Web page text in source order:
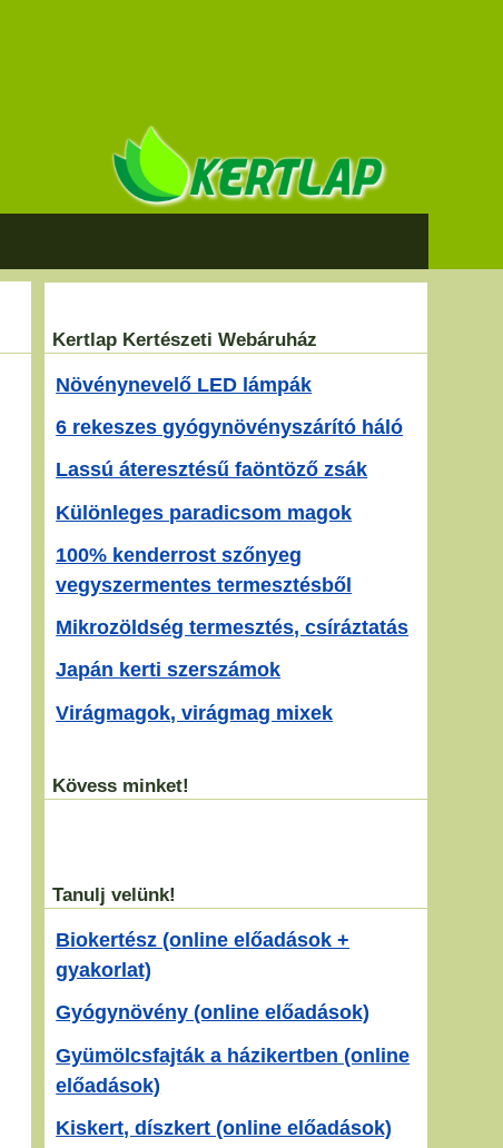
Kertlap Kertészeti Webáruház
Növénynevelő LED lámpák
6 rekeszes gyógynövényszárító háló
Lassú áteresztésű faöntöző zsák
Különleges paradicsom magok
100% kenderrost szőnyeg
vegyszermentes termesztésből
Mikrozöldség termesztés, csíráztatás
Japán kerti szerszámok
Virágmagok, virágmag mixek
Kövess minket!
Tanulj velünk!
Biokertész (online előadások +
gyakorlat)
Gyógynövény (online előadások)
Gyümölcsfajták a házikertben (online
előadások)
Kiskert, díszkert (online előadások)